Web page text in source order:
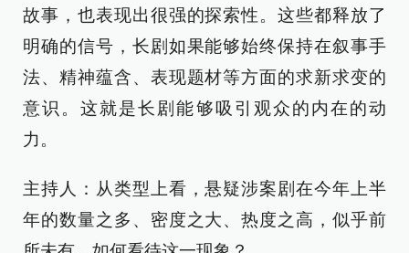
故事，也表现出很强的探索性。这些都释放了
明确的信号，长剧如果能够始终保持在叙事手
法、精神蕴含、表现题材等方面的求新求变的
意识。这就是长剧能够吸引观众的内在的动
力。
主持人：从类型上看，悬疑涉案剧在今年上半
年的数量之多、密度之大、热度之高，似乎前